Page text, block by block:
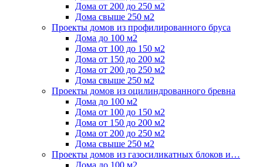
Дома от 200 до 250 м2
Дома свыше 250 м2
Проекты домов из профилированного бруса
Дома до 100 м2
Дома от 100 до 150 м2
Дома от 150 до 200 м2
Дома от 200 до 250 м2
Дома свыше 250 м2
Проекты домов из оцилиндрованного бревна
Дома до 100 м2
Дома от 100 до 150 м2
Дома от 150 до 200 м2
Дома от 200 до 250 м2
Дома свыше 250 м2
Проекты домов из газосиликатных блоков и…
Дома до 100 м2